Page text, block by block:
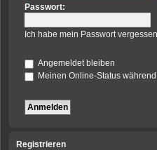
Passwort:
Ich habe mein Passwort vergessen
Angemeldet bleiben
Meinen Online-Status
Registrieren